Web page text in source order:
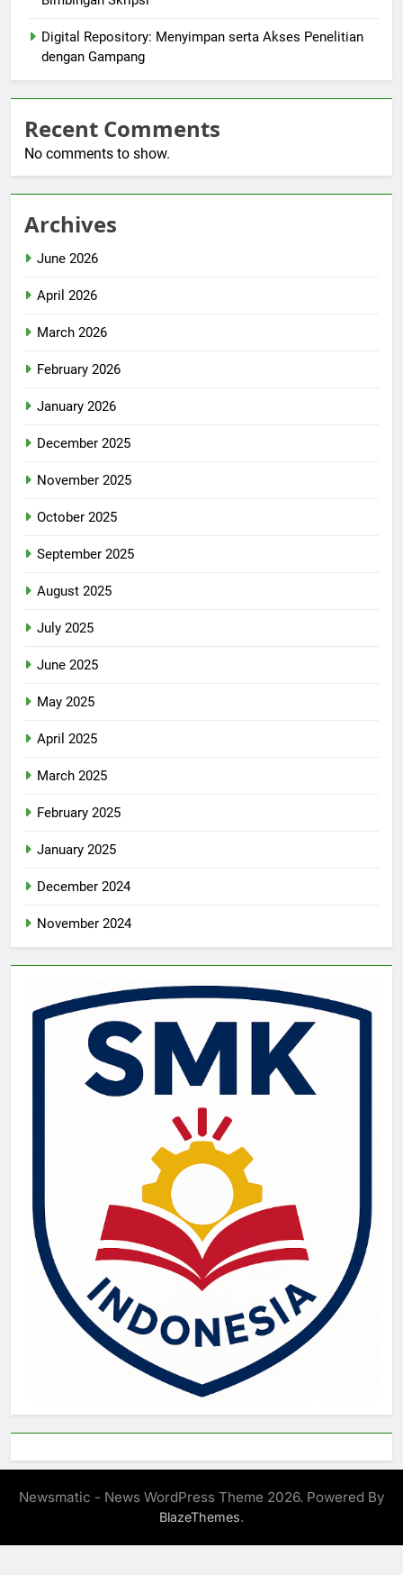
Digital Repository: Menyimpan serta Akses Penelitian
dengan Gampang
Recent Comments
No comments to show.
Archives
June 2026
April 2026
March 2026
February 2026
January 2026
December 2025
November 2025
October 2025
September 2025
August 2025
July 2025
June 2025
May 2025
April 2025
March 2025
February 2025
January 2025
December 2024
November 2024
Newsmatic - News WordPress Theme 2026. Powered By
BlazeThemes.